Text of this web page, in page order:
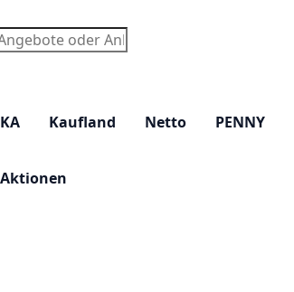
Kaufland Netto PENNY
Aktionen